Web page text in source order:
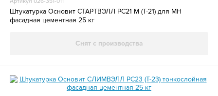
Штукатурка Основит СТАРТВЭЛЛ PC21 M (Т-21) для МН
фасадная цементная 25 кг
Снят с производства